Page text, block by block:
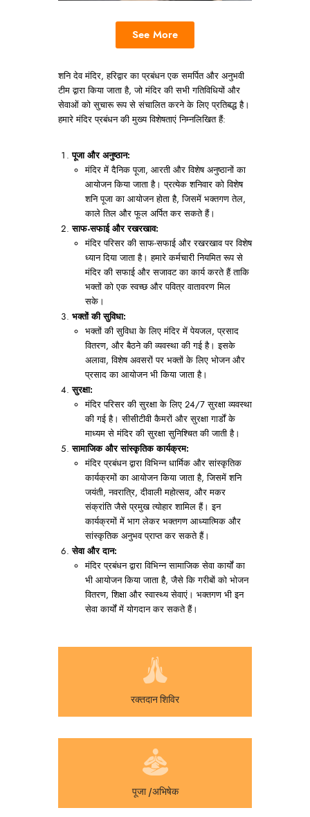
See More
शनि देव मंदिर, हरिद्वार का प्रबंधन एक समर्पित और अनुभवी
टीम द्वारा किया जाता है, जो मंदिर की सभी गतिविधियों और
सेवाओं को सुचारू रूप से संचालित करने के लिए प्रतिबद्ध है।
हमारे मंदिर प्रबंधन की मुख्य विशेषताएं निम्नलिखित हैं:
पूजा और अनुष्ठान:
मंदिर में दैनिक पूजा, आरती और विशेष अनुष्ठानों का
आयोजन किया जाता है। प्रत्येक शनिवार को विशेष
शनि पूजा का आयोजन होता है, जिसमें भक्तगण तेल,
काले तिल और फूल अर्पित कर सकते हैं।
साफ-सफाई और रखरखाव:
मंदिर परिसर की साफ-सफाई और रखरखाव पर विशेष
ध्यान दिया जाता है। हमारे कर्मचारी नियमित रूप से
मंदिर की सफाई और सजावट का कार्य करते हैं ताकि
भक्तों को एक स्वच्छ और पवित्र वातावरण मिल
सके।
भक्तों की सुविधा:
भक्तों की सुविधा के लिए मंदिर में पेयजल, प्रसाद
वितरण, और बैठने की व्यवस्था की गई है। इसके
अलावा, विशेष अवसरों पर भक्तों के लिए भोजन और
प्रसाद का आयोजन भी किया जाता है।
सुरक्षा:
मंदिर परिसर की सुरक्षा के लिए 24/7 सुरक्षा व्यवस्था
की गई है। सीसीटीवी कैमरों और सुरक्षा गार्डों के
माध्यम से मंदिर की सुरक्षा सुनिश्चित की जाती है।
सामाजिक और सांस्कृतिक कार्यक्रम:
मंदिर प्रबंधन द्वारा विभिन्न धार्मिक और सांस्कृतिक
कार्यक्रमों का आयोजन किया जाता है, जिसमें शनि
जयंती, नवरात्रि, दीवाली महोत्सव, और मकर
संक्रांति जैसे प्रमुख त्योहार शामिल हैं। इन
कार्यक्रमों में भाग लेकर भक्तगण आध्यात्मिक और
सांस्कृतिक अनुभव प्राप्त कर सकते हैं।
सेवा और दान:
मंदिर प्रबंधन द्वारा विभिन्न सामाजिक सेवा कार्यों का
भी आयोजन किया जाता है, जैसे कि गरीबों को भोजन
वितरण, शिक्षा और स्वास्थ्य सेवाएं। भक्तगण भी इन
सेवा कार्यों में योगदान कर सकते हैं।
रक्तदान शिविर
पूजा /अभिषेक